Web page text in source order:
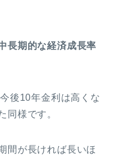
長期的な経済成長率
後10年金利は高くな
同様です。
間が長ければ長いほ